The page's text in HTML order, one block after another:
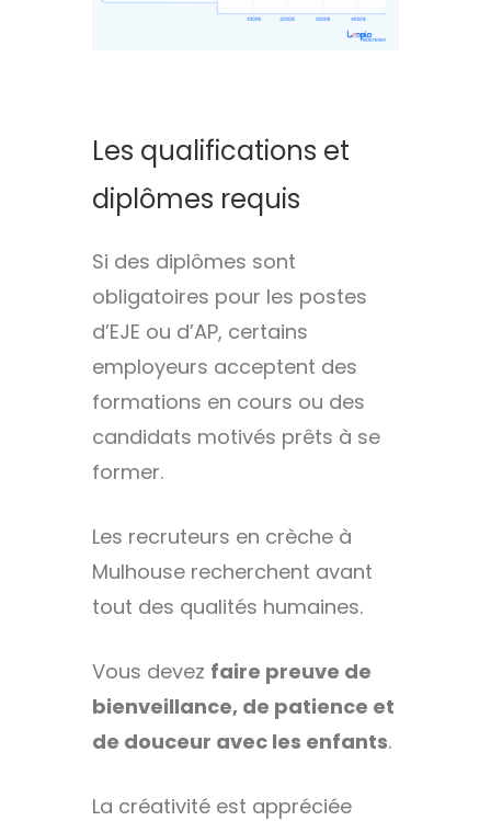
Les qualifications et
diplômes requis
Si des diplômes sont
obligatoires pour les postes
d’EJE ou d’AP, certains
employeurs acceptent des
formations en cours ou des
candidats motivés prêts à se
former.
Les recruteurs en crèche à
Mulhouse recherchent avant
tout des qualités humaines.
Vous devez faire preuve de
bienveillance, de patience et
de douceur avec les enfants.
La créativité est appréciée